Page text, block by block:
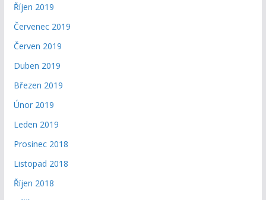
Říjen 2019
Červenec 2019
Červen 2019
Duben 2019
Březen 2019
Únor 2019
Leden 2019
Prosinec 2018
Listopad 2018
Říjen 2018